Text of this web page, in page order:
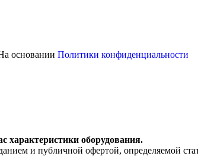
основании Политики конфиденциальности
характеристики оборудования.
и публичной офертой, определяемой